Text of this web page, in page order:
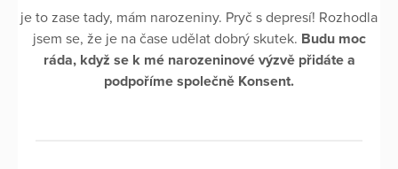
je to zase tady, mám narozeniny. Pryč s depresí! Rozhodla
jsem se, že je na čase udělat dobrý skutek. Budu moc
ráda, když se k mé narozeninové výzvě přidáte a
podpoříme společně Konsent.